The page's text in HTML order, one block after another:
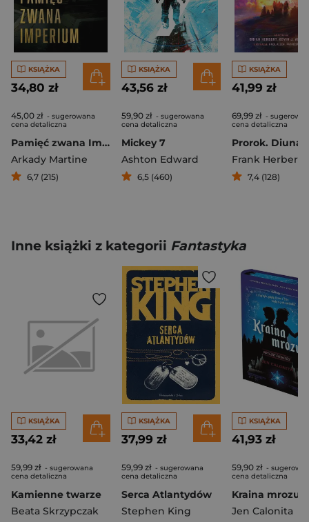
KSIĄŻKA
34,80 zł
45,00 zł - sugerowana
cena detaliczna
Pamięć zwana Imperium
Arkady Martine
6,7 (215)
KSIĄŻKA
43,56 zł
59,90 zł - sugerowana
cena detaliczna
Mickey 7
Ashton Edward
6,5 (460)
KSIĄŻKA
41,99 zł
69,99 zł -
cena detaliczna
Frank Herbert
7,4 (128)
Inne książki z kategorii Fantastyka
KSIĄŻKA
33,42 zł
59,99 zł - sugerowana
cena detaliczna
Kamienne twarze
Beata Skrzypczak
KSIĄŻKA
37,99 zł
59,99 zł - sugerowana
cena detaliczna
Serca Atlantydów
Stephen King
KSIĄŻKA
41,93 zł
59,90 zł -
cena detaliczna
Jen Calonita